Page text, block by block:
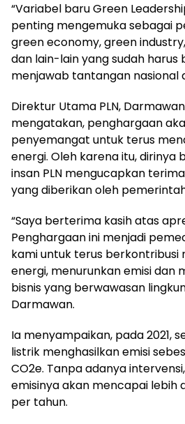
“Variabel baru Green
penting mengemuka sebagai
green economy, green
dan lain-lain yang sudah harus
menjawab tantangan nasional
Direktur Utama PLN,
mengatakan, penghargaan
penyemangat untuk terus
energi. Oleh karena itu, dirinya
insan PLN mengucapkan
yang diberikan oleh
“Saya berterima kasih atas
Penghargaan ini menjadi
kami untuk terus berkontribusi
energi, menurunkan emisi dan
bisnis yang berwawasan
Darmawan.
Ia menyampaikan, pada 2021,
listrik menghasilkan emisi
CO2e. Tanpa adanya
emisinya akan mencapai lebih
per tahun.